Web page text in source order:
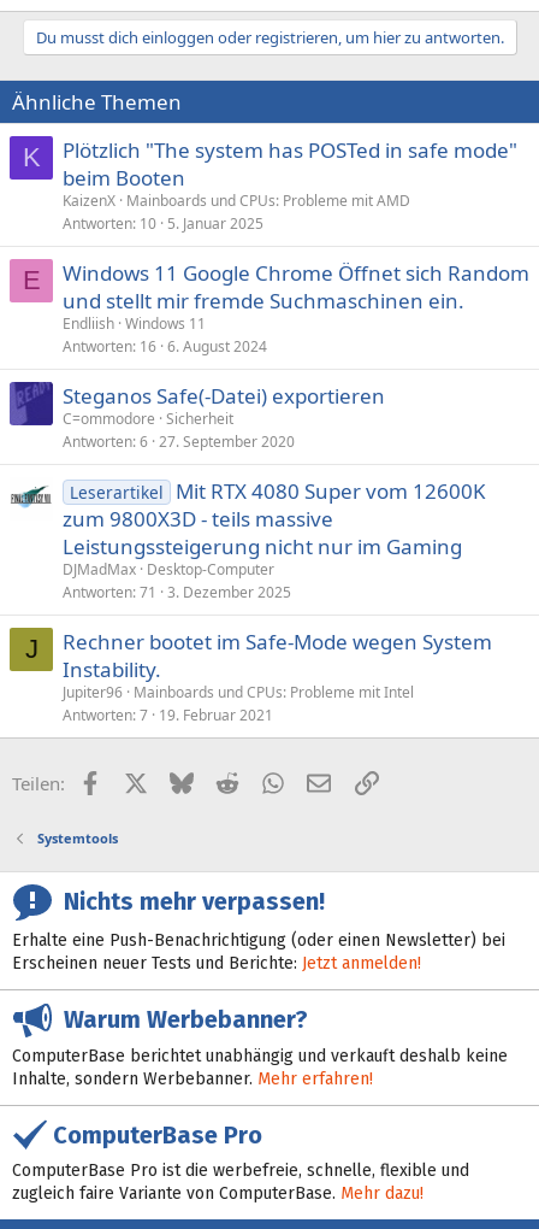
Du musst dich einloggen oder registrieren, um hier zu antworten.
Ähnliche Themen
K
Plötzlich "The system has POSTed in safe mode"
beim Booten
KaizenX Mainboards und CPUs: Probleme mit AMD
Antworten 10 5. Januar 2025
E
Windows 11 Google Chrome Öffnet sich Random
und stellt mir fremde Suchmaschinen ein.
Endliish Windows 11
Antworten 16 6. August 2024
Steganos Safe(-Datei) exportieren
C=ommodore Sicherheit
Antworten 6 27. September 2020
Leserartikel
Mit RTX 4080 Super vom 12600K
zum 9800X3D - teils massive
Leistungssteigerung nicht nur im Gaming
DJMadMax Desktop-Computer
Antworten 71 3. Dezember 2025
J
Rechner bootet im Safe-Mode wegen System
Instability.
Jupiter96 Mainboards und CPUs: Probleme mit Intel
Antworten 7 19. Februar 2021
Teilen: FacebookX (Twitter)
BlueskyRedditWhatsApp
E-MailLink
Systemtools
Nichts mehr verpassen!
Erhalte eine Push-Benachrichtigung (oder einen Newsletter) bei
Erscheinen neuer Tests und Berichte: Jetzt anmelden!
Warum Werbebanner?
ComputerBase berichtet unabhängig und verkauft deshalb keine
Inhalte, sondern Werbebanner. Mehr erfahren!
ComputerBase Pro
ComputerBase Pro ist die werbefreie, schnelle, flexible und
zugleich faire Variante von ComputerBase. Mehr dazu!